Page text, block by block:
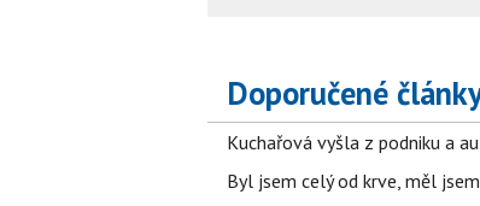
Doporučené
Kuchařová vyšla z podniku a
Byl jsem celý od krve, měl